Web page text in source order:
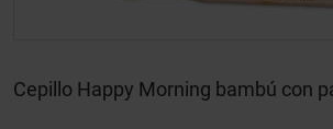
Cepillo Happy Morning bambú con